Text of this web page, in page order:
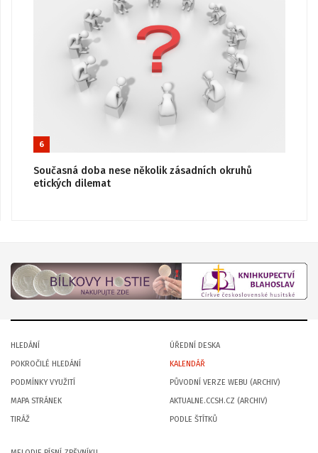
6
Současná doba nese několik zásadních okruhů
etických dilemat
HLEDÁNÍ
POKROČILÉ HLEDÁNÍ
PODMÍNKY VYUŽITÍ
MAPA STRÁNEK
TIRÁŽ
ÚŘEDNÍ DESKA
KALENDÁŘ
PŮVODNÍ VERZE WEBU (ARCHIV)
AKTUALNE.CCSH.CZ (ARCHIV)
PODLE ŠTÍTKŮ